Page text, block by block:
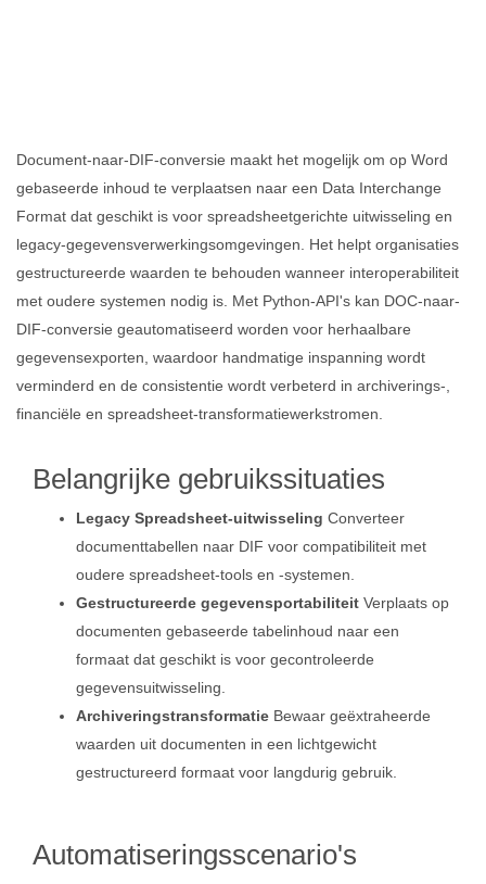
Document-naar-DIF-conversie maakt het mogelijk om op Word
gebaseerde inhoud te verplaatsen naar een Data Interchange
Format dat geschikt is voor spreadsheetgerichte uitwisseling en
legacy‑gegevensverwerkingsomgevingen. Het helpt organisaties
gestructureerde waarden te behouden wanneer interoperabiliteit
met oudere systemen nodig is. Met Python‑API's kan DOC-naar-
DIF-conversie geautomatiseerd worden voor herhaalbare
gegevensexporten, waardoor handmatige inspanning wordt
verminderd en de consistentie wordt verbeterd in archiverings‑,
financiële en spreadsheet‑transformatiewerkstromen.
Belangrijke gebruikssituaties
Legacy Spreadsheet‑uitwisseling Converteer
documenttabellen naar DIF voor compatibiliteit met
oudere spreadsheet‑tools en -systemen.
Gestructureerde gegevensportabiliteit Verplaats op
documenten gebaseerde tabelinhoud naar een
formaat dat geschikt is voor gecontroleerde
gegevensuitwisseling.
Archiveringstransformatie Bewaar geëxtraheerde
waarden uit documenten in een lichtgewicht
gestructureerd formaat voor langdurig gebruik.
Automatiseringsscenario's